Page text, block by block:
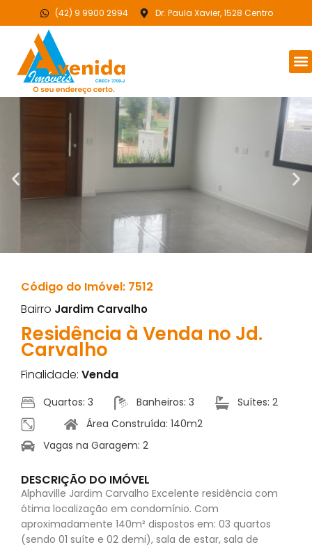
(42) 9 9900 2994 Dr. Paula Xavier, 1528 Centro
Código do Imóvel: 7512
Bairro Jardim Carvalho
Residência à Venda no Jd.
Carvalho
Finalidade: Venda
Quartos: 3 Banheiros: 3
Suítes: 2
Área Construída: 140m2
Vagas na Garagem: 2
DESCRIÇÃO DO IMÓVEL
Alphaville Jardim Carvalho Excelente residência com
ótima localização em condomínio. Com
aproximadamente 140m² dispostos em: 03 quartos
(sendo 01 suíte e 02 demi), sala de estar, sala de